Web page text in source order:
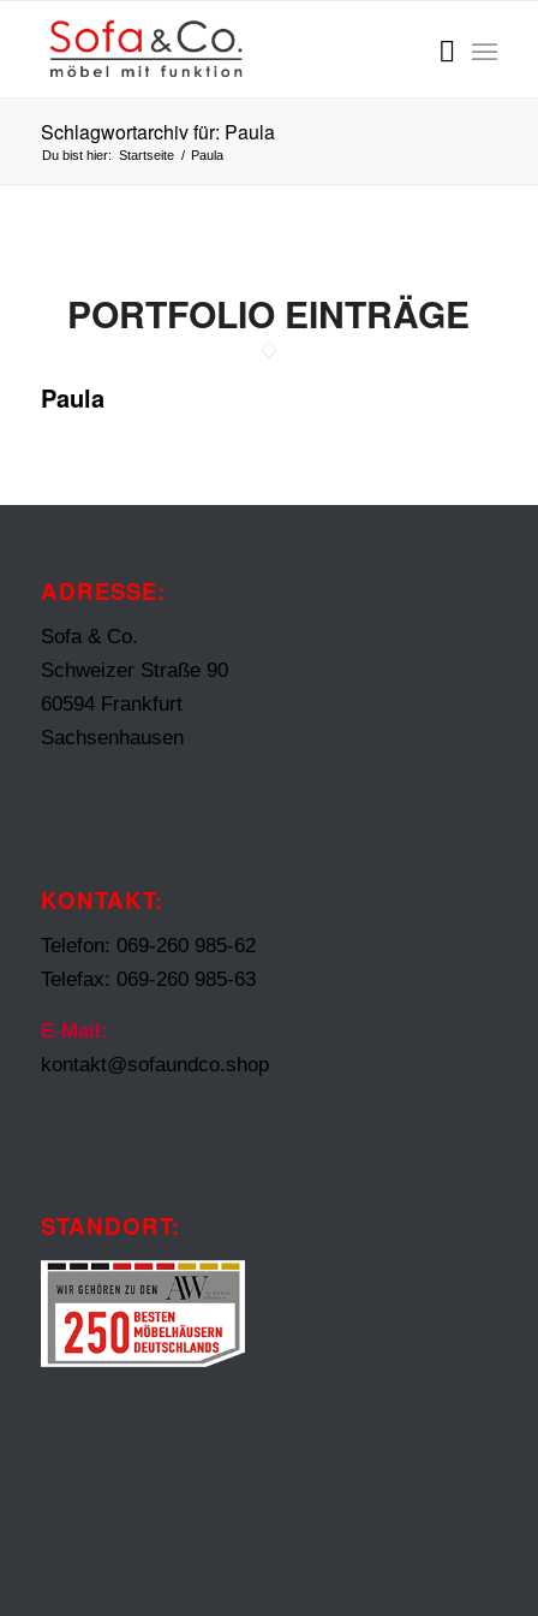
Schlagwortarchiv für: Paula
Du bist hier: Startseite / Paula
PORTFOLIO EINTRÄGE
Paula
ADRESSE:
Sofa & Co.
Schweizer Straße 90
60594 Frankfurt
Sachsenhausen
KONTAKT:
Telefon: 069-260 985-62
Telefax: 069-260 985-63
E-Mail:
kontakt@sofaundco.shop
STANDORT: